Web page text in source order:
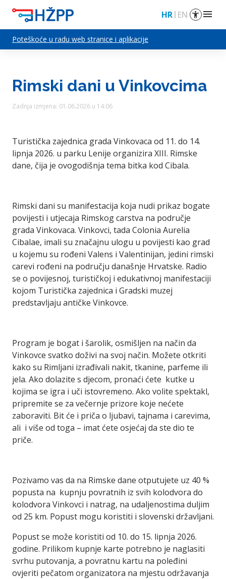
HR EN menu
Poteškoće u radu web stranice i aplikacije
Rimski dani u Vinkovcima
Zadnja izmjena: 01.06.2026 u 14:06
Turistička zajednica grada Vinkovaca od 11. do 14.
lipnja 2026. u parku Lenije organizira XIII. Rimske
dane, čija je ovogodišnja tema bitka kod Cibala.
Rimski dani su manifestacija koja nudi prikaz bogate
povijesti i utjecaja Rimskog carstva na područje
grada Vinkovaca. Vinkovci, tada Colonia Aurelia
Cibalae, imali su značajnu ulogu u povijesti kao grad
u kojemu su rođeni Valens i Valentinijan, jedini rimski
carevi rođeni na području današnje Hrvatske. Radio
se o povijesnoj, turističkoj i edukativnoj manifestaciji
kojom Turistička zajednica i Gradski muzej
predstavljaju antičke Vinkovce.
Program je bogat i šarolik, osmišljen na način da
Vinkovce svatko doživi na svoj način. Možete otkriti
kako su Rimljani izrađivali nakit, tkanine, parfeme ili
jela. Ako dolazite s djecom, pronaći ćete kutke u
kojima se igra i uči istovremeno. Ako volite spektakl,
pripremite se za večernje prizore koje nećete
zaboraviti. Bit će i priča o ljubavi, tajnama i carevima,
ali i više od toga – imat ćete osjećaj da ste dio te
priče.
Pozivamo vas da na Rimske dane otputujete uz 40 %
popusta na kupnju povratnih iz svih kolodvora do
kolodvora Vinkovci i natrag, na udaljenostima duljim
od 25 km. Popust mogu koristiti i slovenski državljani.
Popust se može koristiti od 10. do 15. lipnja 2026.
godine. Prilikom kupnje karte potrebno je naglasiti
svrhu putovanja, a povratnu kartu na poleđini
ovjeriti pečatom organizatora na mjestu održavanja